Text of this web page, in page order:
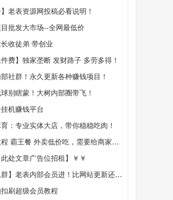
】老表资源网投稿必看说明！
批发大市场--全网最低价
收徒弟 带创业
件费】独家垄断 发财路子 多劳多得！
社群！永久更新各种赚钱项目！
别瞎蒙！大树内部圈带飞！
机赚钱平台
：专业实体大店，带你稳稳吃肉！
霸王餐 外卖低价吃，需要给商家好评
处文章广告位招租】￥￥
】老表内部会员进！比网站更新还精彩！
刷超级会员教程